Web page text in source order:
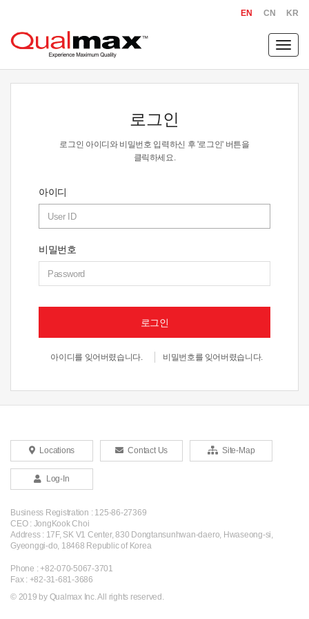
EN CN KR
로그인
로그인 아이디와 비밀번호 입력하신 후 '로그인' 버튼을
클릭하세요.
아이디
비밀번호
로그인
아이디를 잊어버렸습니다. 비밀번호를 잊어버렸습니다.
Locations Contact Us Site-Map
Log-In
Business Registration : 125-86-27369
CEO : JongKook Choi
Address : 17F, SK V1 Center, 830 Dongtansunhwan-daero, Hwaseong-si,
Gyeonggi-do, 18468 Republic of Korea
Phone : +82-070-5067-3701
Fax : +82-31-681-3686
© 2019 by Qualmax Inc. All rights reserved.